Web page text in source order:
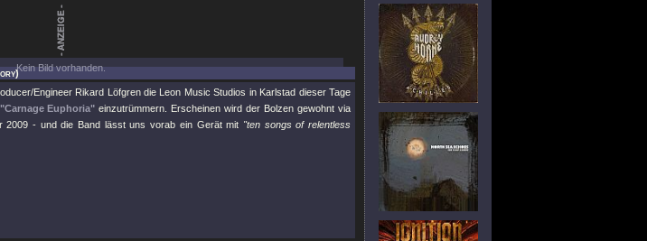
Kein Bild vorhanden.
Engineer Rikard Löfgren die Leon Music Studios in Karlstad dieser Tage
"Carnage Euphoria" einzutrümmern. Erscheinen wird der Bolzen gewohnt via
2009 - und die Band lässt uns vorab ein Gerät mit "ten songs of relentless